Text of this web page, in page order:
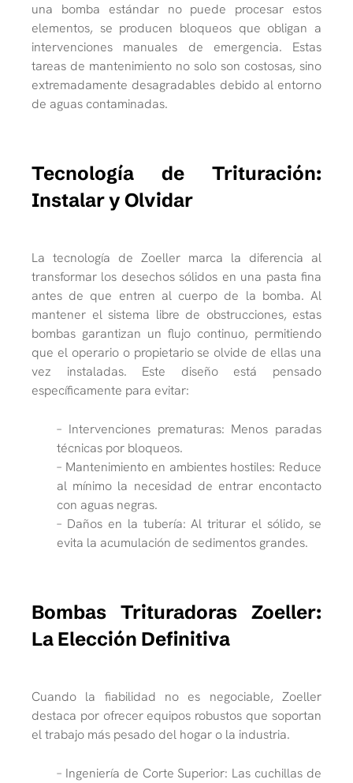
una bomba estándar no puede procesar estos
elementos, se producen bloqueos que obligan a
intervenciones manuales de emergencia. Estas
tareas de mantenimiento no solo son costosas, sino
extremadamente desagradables debido al entorno
de aguas contaminadas.
Tecnología de Trituración:
Instalar y Olvidar
La tecnología de Zoeller marca la diferencia al
transformar los desechos sólidos en una pasta fina
antes de que entren al cuerpo de la bomba. Al
mantener el sistema libre de obstrucciones, estas
bombas garantizan un flujo continuo, permitiendo
que el operario o propietario se olvide de ellas una
vez instaladas. Este diseño está pensado
específicamente para evitar:
– Intervenciones prematuras: Menos paradas
técnicas por bloqueos.
– Mantenimiento en ambientes hostiles: Reduce
al mínimo la necesidad de entrar encontacto
con aguas negras.
– Daños en la tubería: Al triturar el sólido, se
evita la acumulación de sedimentos grandes.
Bombas Trituradoras Zoeller:
La Elección Definitiva
Cuando la fiabilidad no es negociable, Zoeller
destaca por ofrecer equipos robustos que soportan
el trabajo más pesado del hogar o la industria.
– Ingeniería de Corte Superior: Las cuchillas de